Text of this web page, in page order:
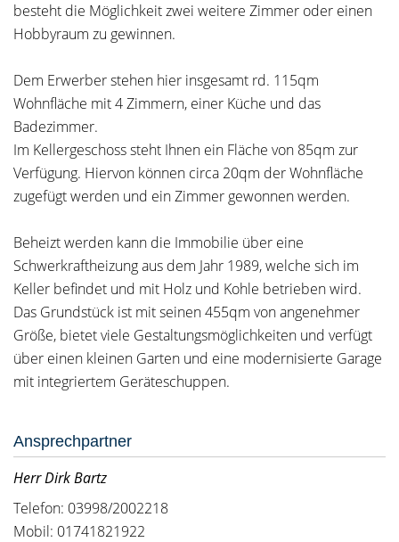
besteht die Möglichkeit zwei weitere Zimmer oder einen
Hobbyraum zu gewinnen.
Dem Erwerber stehen hier insgesamt rd. 115qm
Wohnfläche mit 4 Zimmern, einer Küche und das
Badezimmer.
Im Kellergeschoss steht Ihnen ein Fläche von 85qm zur
Verfügung. Hiervon können circa 20qm der Wohnfläche
zugefügt werden und ein Zimmer gewonnen werden.
Beheizt werden kann die Immobilie über eine
Schwerkraftheizung aus dem Jahr 1989, welche sich im
Keller befindet und mit Holz und Kohle betrieben wird.
Das Grundstück ist mit seinen 455qm von angenehmer
Größe, bietet viele Gestaltungsmöglichkeiten und verfügt
über einen kleinen Garten und eine modernisierte Garage
mit integriertem Geräteschuppen.
Ansprechpartner
Herr Dirk Bartz
Telefon: 03998/2002218
Mobil: 01741821922